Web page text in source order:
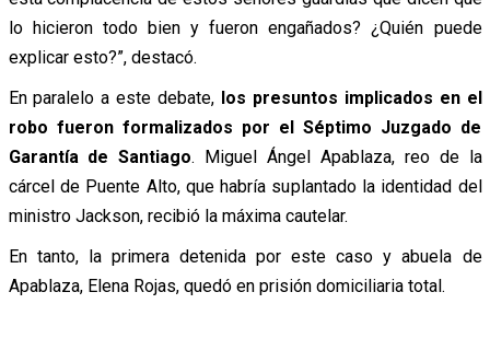
lo hicieron todo bien y fueron engañados? ¿Quién puede
explicar esto?”, destacó.
En paralelo a este debate, los presuntos implicados en el
robo fueron formalizados por el Séptimo Juzgado de
Garantía de Santiago. Miguel Ángel Apablaza, reo de la
cárcel de Puente Alto, que habría suplantado la identidad del
ministro Jackson, recibió la máxima cautelar.
En tanto, la primera detenida por este caso y abuela de
Apablaza, Elena Rojas, quedó en prisión domiciliaria total.